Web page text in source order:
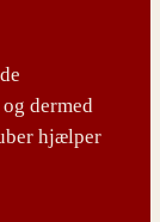
dermed
hjælper